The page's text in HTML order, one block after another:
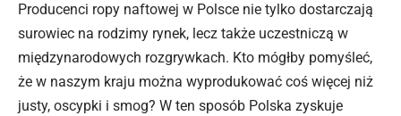
Producenci ropy naftowej w Polsce nie tylko dostarczają
surowiec na rodzimy rynek, lecz także uczestniczą w
międzynarodowych rozgrywkach. Kto mógłby pomyśleć,
że w naszym kraju można wyprodukować coś więcej niż
justy, oscypki i smog? W ten sposób Polska zyskuje